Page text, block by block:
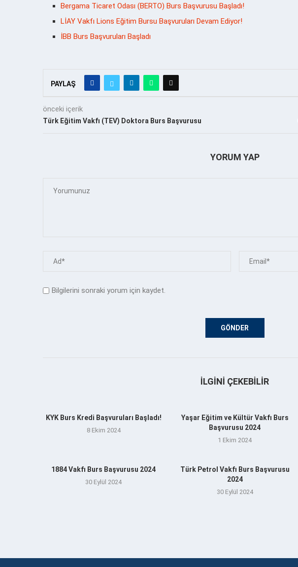
Bergama Ticaret Odası (BERTO) Burs Başvurusu Başladı!
LİAY Vakfı Lions Eğitim Bursu Başvuruları Devam Ediyor!
İBB Burs Başvuruları Başladı
PAYLAŞ
önceki içerik
Türk Eğitim Vakfı (TEV) Doktora Burs Başvurusu
YORUM YAP
Bilgilerini sonraki yorum için kaydet.
İLGINI ÇEKEBILIR
KYK Burs Kredi Başvuruları Başladı!
8 Ekim 2024
Yaşar Eğitim ve Kültür Vakfı Burs
Başvurusu 2024
1 Ekim 2024
1884 Vakfı Burs Başvurusu 2024
30 Eylül 2024
Türk Petrol Vakfı Burs Başvurusu
2024
30 Eylül 2024